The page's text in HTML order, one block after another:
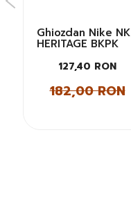
Ghiozdan Nike NK
HERITAGE BKPK
127,40 RON
182,00 RON